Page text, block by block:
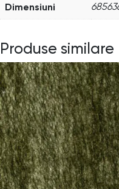
Dimensiuni
Produse similare